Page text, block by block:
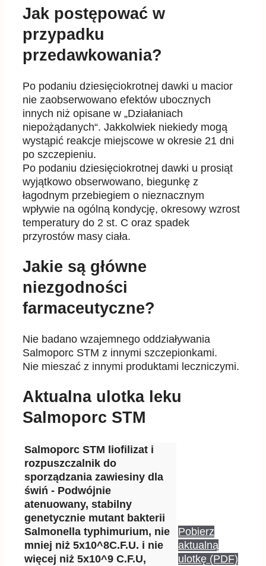
Jak postępować w
przypadku
przedawkowania?
Po podaniu dziesięciokrotnej dawki u macior
nie zaobserwowano efektów ubocznych
innych niż opisane w „Działaniach
niepożądanych“. Jakkolwiek niekiedy mogą
wystąpić reakcje miejscowe w okresie 21 dni
po szczepieniu.
Po podaniu dziesięciokrotnej dawki u prosiąt
wyjątkowo obserwowano, biegunkę z
łagodnym przebiegiem o nieznacznym
wpływie na ogólną kondycję, okresowy wzrost
temperatury do 2 st. C oraz spadek
przyrostów masy ciała.
Jakie są główne
niezgodności
farmaceutyczne?
Nie badano wzajemnego oddziaływania
Salmoporc STM z innymi szczepionkami.
Nie mieszać z innymi produktami leczniczymi.
Aktualna ulotka leku
Salmoporc STM
Salmoporc STM liofilizat i
rozpuszczalnik do
sporządzania zawiesiny dla
świń - Podwójnie
atenuowany, stabilny
genetycznie mutant bakterii
Salmonella typhimurium, nie
mniej niż 5x10^8C.F.U. i nie
więcej niż 5x10^9 C.F.U,
Pobierz
aktualną
ulotkę (PDF)